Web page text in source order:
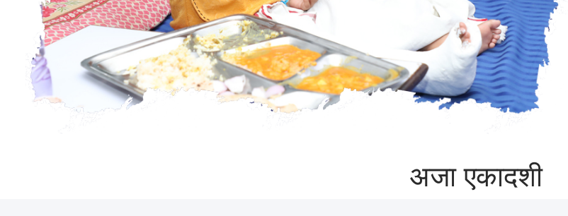
अजा एकादशी